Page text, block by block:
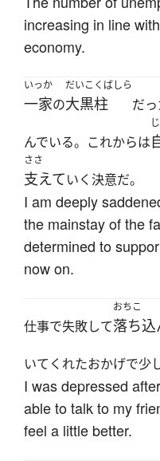
increasing in line
economy.
いっか
一家の
だいこくばしら
大黒柱 だ
んでいる。これからは
ささ
支えていく決意だ。
I am deeply
the mainstay of the
determined to
now on.
仕事で失敗して
おちこ
落ち込
いてくれたおかげで少
I was depressed
able to talk to my
feel a little better.